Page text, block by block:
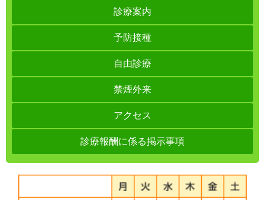
診療案内
予防接種
自由診療
禁煙外来
アクセス
診療報酬に係る掲示事項